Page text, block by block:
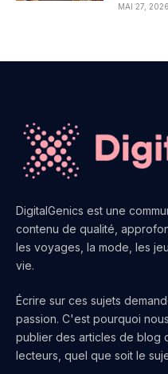
MAI 27, 2026
DigitalGenics est une
contenu de qualité,
les voyages, la mode, les
vie.
Écrire sur ces sujets
passion. C'est pourquoi
publier des articles de blog
lecteurs, quel que soit le